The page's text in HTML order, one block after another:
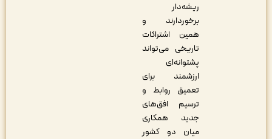
برخوردارند و
همین اشتراکات
تاریخی می‌تواند
پشتوانه‌ای
ارزشمند برای
تعمیق روابط و
ترسیم افق‌های
جدید همکاری
میان دو کشور